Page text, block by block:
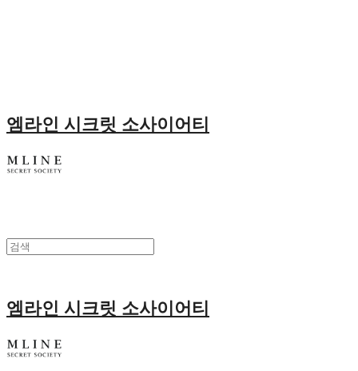
엠라인 시크릿 소사이어티
엠라인 시크릿 소사이어티